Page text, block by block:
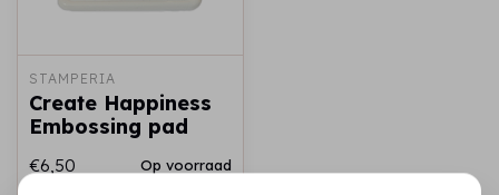
STAMPERIA
Create Happiness
Embossing pad
€6,50 Op voorraad